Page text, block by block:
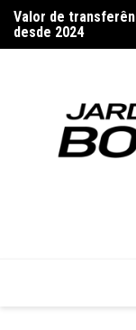
para
o
Valor de
desde 2024